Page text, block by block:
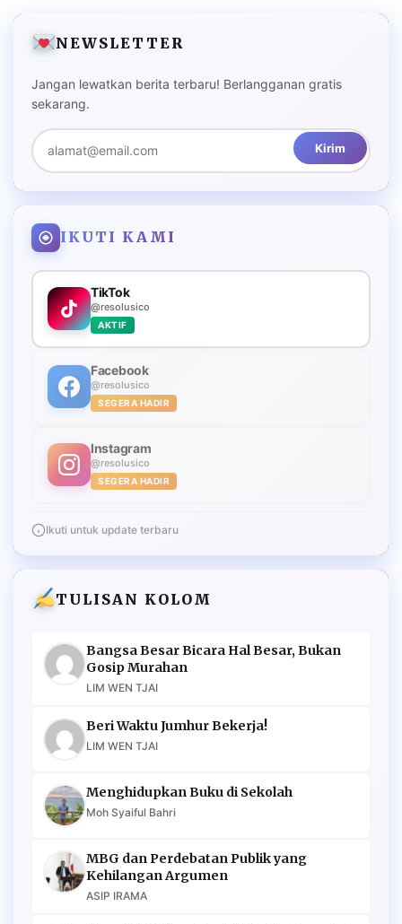
NEWSLETTER
Jangan lewatkan berita terbaru! Berlangganan gratis
sekarang.
Kirim
IKUTI KAMI
TikTok
@resolusico
AKTIF
Facebook
@resolusico
SEGERA HADIR
Instagram
@resolusico
SEGERA HADIR
Ikuti untuk update terbaru
TULISAN KOLOM
Bangsa Besar Bicara Hal Besar, Bukan
Gosip Murahan
LIM WEN TJAI
Beri Waktu Jumhur Bekerja!
LIM WEN TJAI
Menghidupkan Buku di Sekolah
Moh Syaiful Bahri
MBG dan Perdebatan Publik yang
Kehilangan Argumen
ASIP IRAMA